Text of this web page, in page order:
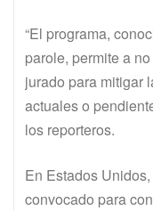
“El programa,
parole, permite a
jurado para mitigar
actuales o
los reporteros.
En Estados
convocado para